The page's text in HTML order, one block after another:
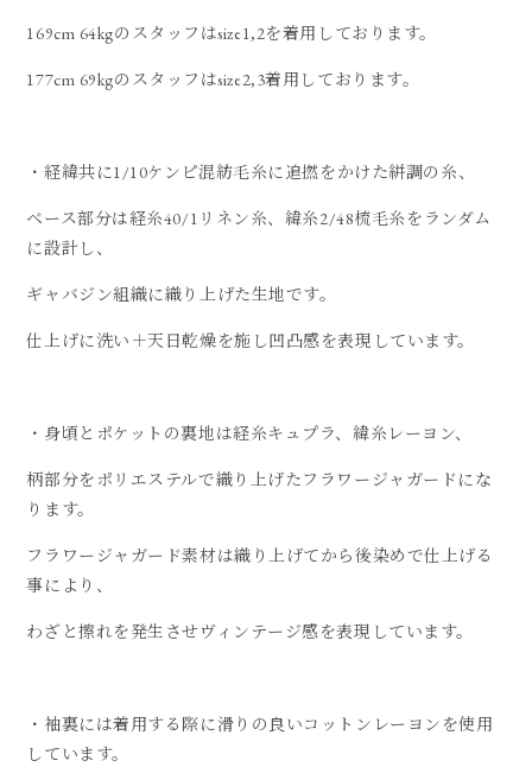
169cm 64kgのスタッフはsize1,2を着用しております。
177cm 69kgのスタッフはsize2,3着用しております。
・経緯共に1/10ケンピ混紡毛糸に追撚をかけた絣調の糸、
ベース部分は経糸40/1リネン糸、緯糸2/48梳毛糸をランダム
に設計し、
ギャバジン組織に織り上げた生地です。
仕上げに洗い＋天日乾燥を施し凹凸感を表現しています。
・身頃とポケットの裏地は経糸キュプラ、緯糸レーヨン、
柄部分をポリエステルで織り上げたフラワージャガードにな
ります。
フラワージャガード素材は織り上げてから後染めで仕上げる
事により、
わざと擦れを発生させヴィンテージ感を表現しています。
・袖裏には着用する際に滑りの良いコットンレーヨンを使用
しています。